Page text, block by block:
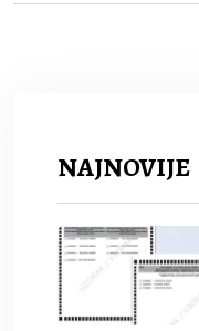
NAJNOVIJE